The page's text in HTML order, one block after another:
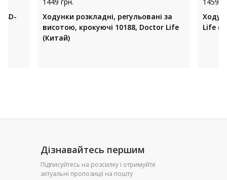
Ходунки розкладні, регульовані за
висотою, крокуючі 10188, Doctor Life
(Китай)
Life
Дізнавайтесь першим
Підписуйтесь на розсилку і отримуйте
актуальні пропозиції на пошту